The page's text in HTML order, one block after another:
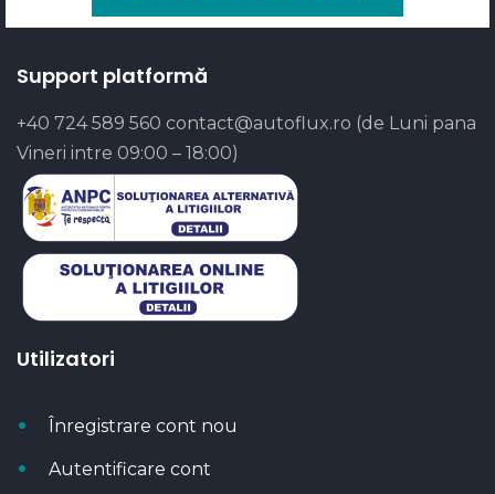
Support platformă
+40 724 589 560 contact@autoflux.ro (de Luni pana
Vineri intre 09:00 – 18:00)
Utilizatori
Înregistrare cont nou
Autentificare cont